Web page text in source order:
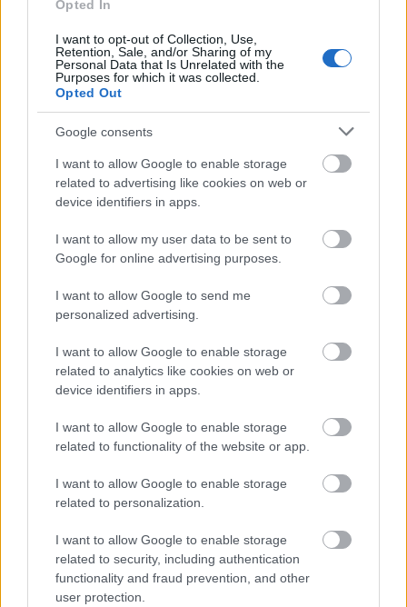
Opted In
I want to opt-out of Collection, Use,
Retention, Sale, and/or Sharing of my
Personal Data that Is Unrelated with the
Purposes for which it was collected.
Opted Out
Google consents
I want to allow Google to enable storage
related to advertising like cookies on web or
device identifiers in apps.
I want to allow my user data to be sent to
Google for online advertising purposes.
I want to allow Google to send me
personalized advertising.
I want to allow Google to enable storage
related to analytics like cookies on web or
device identifiers in apps.
I want to allow Google to enable storage
related to functionality of the website or app.
I want to allow Google to enable storage
related to personalization.
I want to allow Google to enable storage
related to security, including authentication
functionality and fraud prevention, and other
user protection.
Granada
Luis Suárez y Soldado son baja para el partido por
molestias musculares según ha indicado el técnico Diego
Martínez. Yangel Herrera, Yan Eteki y Gonalons están
disponibles, aunque no están al 100%.
Levante
Gonzalo Melero se lesionó en el partido de Copa del Rey y
será baja para el compromiso granota del domingo ante
Osasuna. El centrocampista puede sufrir una lesión
muscular que le deje fuera de los terrenos de juego 3-4
Real Madrid
Carvajal y Lucas Vázquez han vuelto a entrenar con
normalidad por lo que, salvo contratiempo de última hora,
estarán disponibles para el Real Madrid-Valencia del
domingo.
muscular y será baja en la jornada
23, mientras que el Real Madrid
puede recuperar dos jugadores